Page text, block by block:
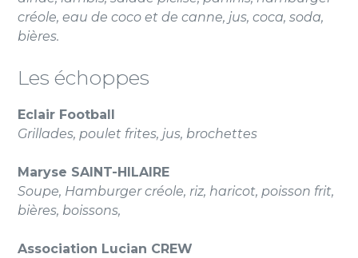
créole, eau de coco et de canne, jus, coca, soda,
bières.
Les échoppes
Eclair Football
Grillades, poulet frites, jus, brochettes
Maryse SAINT-HILAIRE
Soupe, Hamburger créole, riz, haricot, poisson frit,
bières, boissons,
Association Lucian CREW